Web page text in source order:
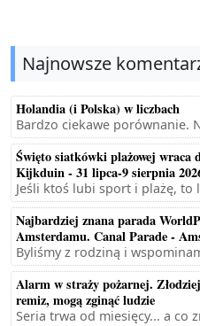
Najnowsze
Holandia (i Polska) w liczbach
Bardzo ciekawe porównanie.
Święto siatkówki plażowej
Kijkduin - 31 lipca-9 sierpnia
Jeśli ktoś lubi sport i plażę, to
Najbardziej znana parada
Amsterdamu. Canal Parade -
Byliśmy z rodziną i
Alarm w straży pożarnej.
remiz, mogą zginąć ludzie
Seria trwa od miesięcy... a co